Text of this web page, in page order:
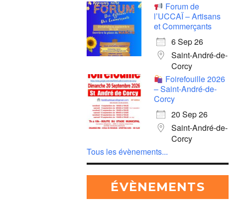
Forum de
l’UCCAÏ – Artisans
et Commerçants
6 Sep 26
Saint-André-de-
Corcy
Foirefouille 2026
– Saint-André-de-
Corcy
20 Sep 26
Saint-André-de-
Corcy
Tous les évènements...
ÉVÈNEMENTS